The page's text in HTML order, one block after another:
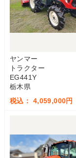
ヤンマー
トラクター
EG441Y
栃木県
税込： 4,059,000円